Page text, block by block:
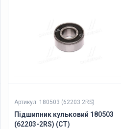
Артикул: 180503 (62203 2RS)
Підшипник кульковий 180503
(62203-2RS) (CT)